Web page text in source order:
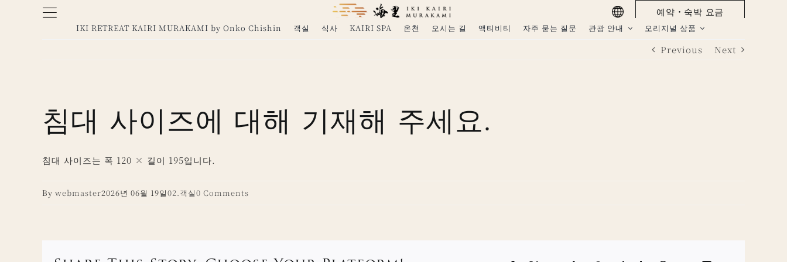
예약・숙박 요금
IKI RETREAT KAIRI MURAKAMI by Onko Chishin 객실 식사 KAIRI SPA 온천 오시는 길 액티비티 자주 묻는 질문 관광 안내 오리지널 상품
Previous Next
침대 사이즈에 대해 기재해 주세요.
침대 사이즈는 폭 120 × 길이 195입니다.
By webmaster2026년 06월 19일02.객실0 Comments